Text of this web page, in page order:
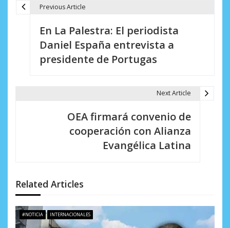
n
d
e
Previous Article
En La Palestra: El periodista
Daniel España entrevista a
presidente de Portugas
Next Article
OEA firmará convenio de
cooperación con Alianza
Evangélica Latina
Related Articles
#NOTICIA INTERNACIONALES